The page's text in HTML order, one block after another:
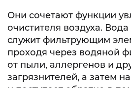
Они сочетают функции
очистителя воздуха. Вода
служит фильтрующим
проходя через водяной
от пыли, аллергенов и
загрязнителей, а затем